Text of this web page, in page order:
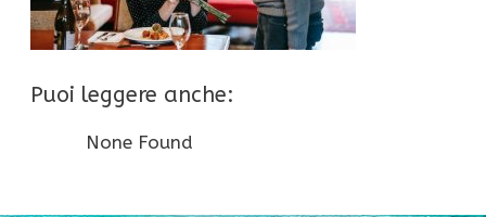
Puoi leggere anche:
None Found